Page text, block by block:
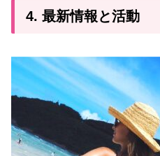
4. 最新情報と活動